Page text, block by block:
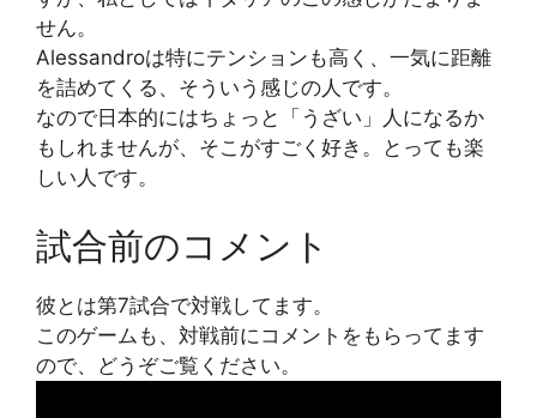
せん。
Alessandroは特にテンションも高く、一気に距離
を詰めてくる、そういう感じの人です。
なので日本的にはちょっと「うざい」人になるか
もしれませんが、そこがすごく好き。とっても楽
しい人です。
試合前のコメント
彼とは第7試合で対戦してます。
このゲームも、対戦前にコメントをもらってます
ので、どうぞご覧ください。